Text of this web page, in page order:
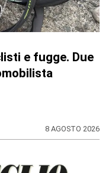
e fugge. Due
8 AGOSTO 2026